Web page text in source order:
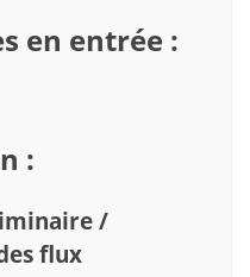
en entrée :
:
/
flux